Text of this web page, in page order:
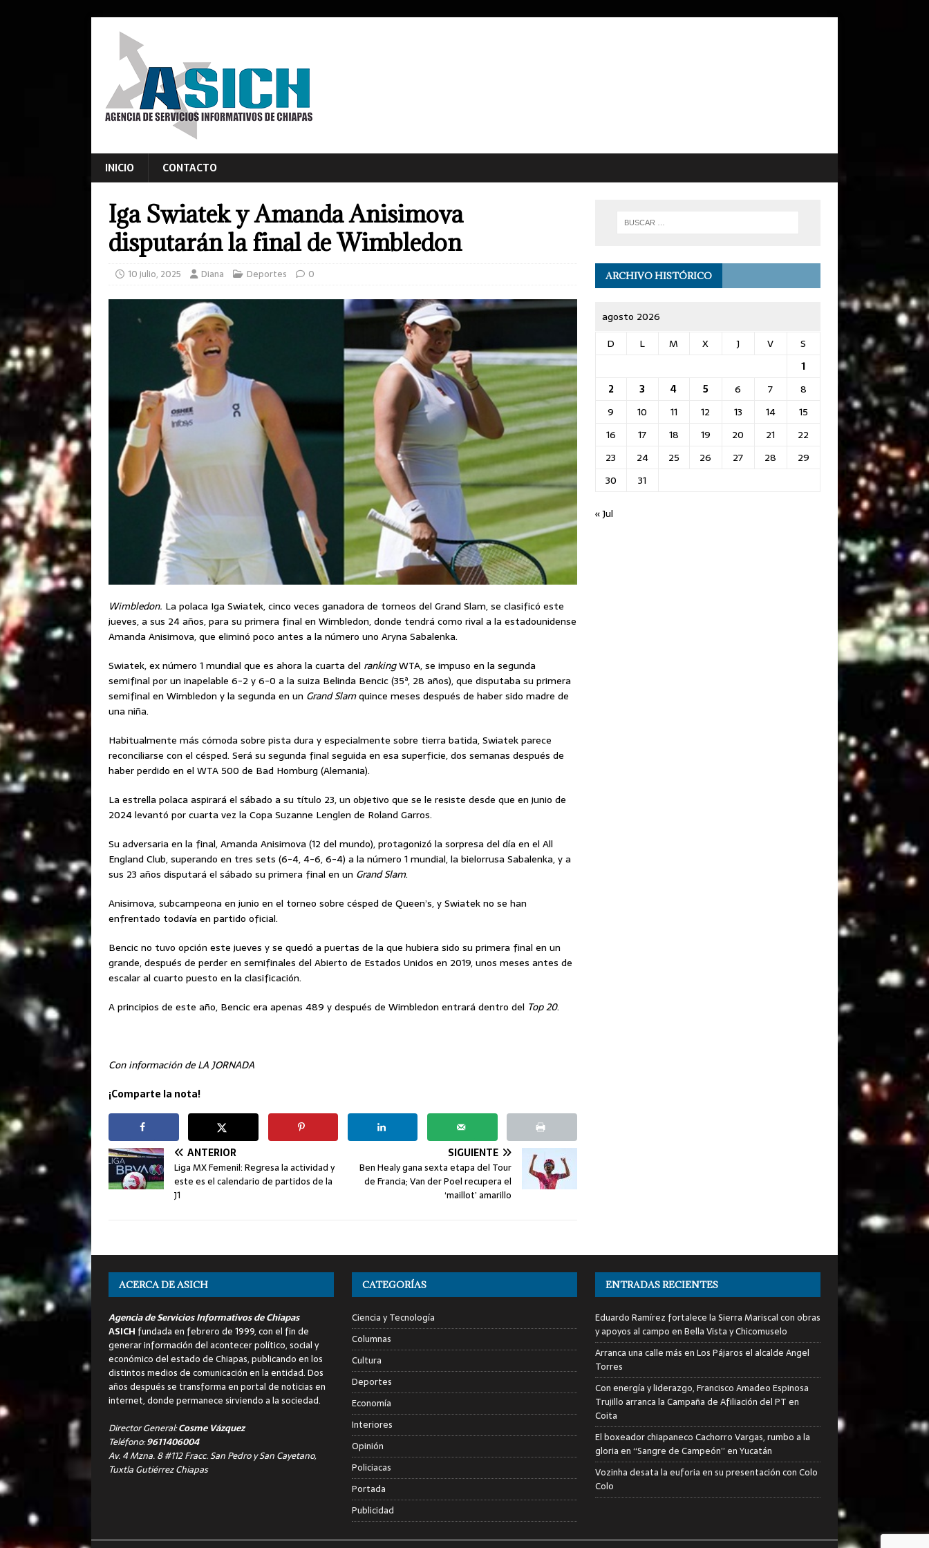
INICIO CONTACTO
Iga Swiatek y Amanda Anisimova
disputarán la final de Wimbledon
10 julio, 2025 Diana Deportes 0
Wimbledon. La polaca Iga Swiatek, cinco veces ganadora de torneos del Grand Slam, se clasificó este
jueves, a sus 24 años, para su primera final en Wimbledon, donde tendrá como rival a la estadounidense
Amanda Anisimova, que eliminó poco antes a la número uno Aryna Sabalenka.
Swiatek, ex número 1 mundial que es ahora la cuarta del rankingWTA, se impuso en la segunda
semifinal por un inapelable 6-2 y 6-0 a la suiza Belinda Bencic (35ª, 28 años), que disputaba su primera
semifinal en Wimbledon y la segunda en un Grand Slamquince meses después de haber sido madre de
una niña.
Habitualmente más cómoda sobre pista dura y especialmente sobre tierra batida, Swiatek parece
reconciliarse con el césped. Será su segunda final seguida en esa superficie, dos semanas después de
haber perdido en el WTA 500 de Bad Homburg (Alemania).
La estrella polaca aspirará el sábado a su título 23, un objetivo que se le resiste desde que en junio de
2024 levantó por cuarta vez la Copa Suzanne Lenglen de Roland Garros.
Su adversaria en la final, Amanda Anisimova (12 del mundo), protagonizó la sorpresa del día en el All
England Club, superando en tres sets (6-4, 4-6, 6-4) a la número 1 mundial, la bielorrusa Sabalenka, y a
sus 23 años disputará el sábado su primera final en un Grand Slam.
Anisimova, subcampeona en junio en el torneo sobre césped de Queen’s, y Swiatek no se han
enfrentado todavía en partido oficial.
Bencic no tuvo opción este jueves y se quedó a puertas de la que hubiera sido su primera final en un
grande, después de perder en semifinales del Abierto de Estados Unidos en 2019, unos meses antes de
escalar al cuarto puesto en la clasificación.
A principios de este año, Bencic era apenas 489 y después de Wimbledon entrará dentro del Top 20.
Con información de LA JORNADA
¡Comparte la nota!
ANTERIOR
Liga MX Femenil: Regresa la actividad y
este es el calendario de partidos de la
J1
SIGUIENTE
Ben Healy gana sexta etapa del Tour
de Francia; Van der Poel recupera el
‘maillot’ amarillo
ARCHIVO HISTÓRICO
agosto 2026
D
L M X J V
S
1
2
3 4 5 6 7
8
9
10 11 12 13 14
15
16
17 18 19 20 21
22
23
24 25 26 27 28
29
30
31
« Jul
ACERCA DE ASICH
Agencia de Servicios Informativos de Chiapas
ASICH fundada en febrero de 1999, con el fin de
generar información del acontecer político, social y
económico del estado de Chiapas, publicando en los
distintos medios de comunicación en la entidad. Dos
años después se transforma en portal de noticias en
internet, donde permanece sirviendo a la sociedad.
Director General:Cosme Vázquez
Teléfono:9611406004
Av. 4 Mzna. 8 #112 Fracc. San Pedro y San Cayetano,
Tuxtla Gutiérrez Chiapas
CATEGORÍAS
Ciencia y Tecnología
Columnas
Cultura
Deportes
Economía
Interiores
Opinión
Policiacas
Portada
Publicidad
ENTRADAS RECIENTES
Eduardo Ramírez fortalece la Sierra Mariscal con obras
y apoyos al campo en Bella Vista y Chicomuselo
Arranca una calle más en Los Pájaros el alcalde Angel
Torres
Con energía y liderazgo, Francisco Amadeo Espinosa
Trujillo arranca la Campaña de Afiliación del PT en
Coita
El boxeador chiapaneco Cachorro Vargas, rumbo a la
gloria en “Sangre de Campeón” en Yucatán
Vozinha desata la euforia en su presentación con Colo
Colo